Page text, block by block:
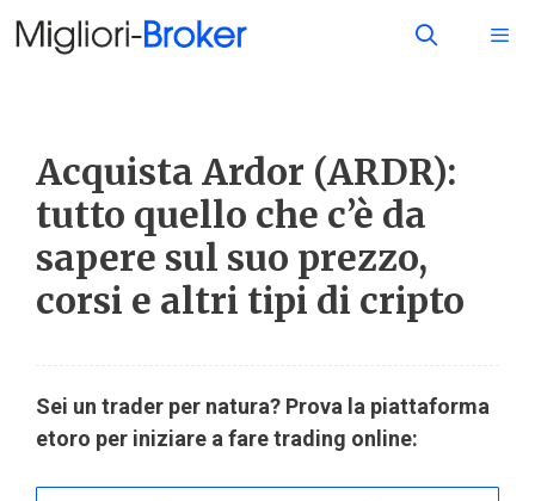
Acquista Ardor (ARDR):
tutto quello che c’è da
sapere sul suo prezzo,
corsi e altri tipi di cripto
Sei un trader per natura? Prova la piattaforma
etoro per iniziare a fare trading online: